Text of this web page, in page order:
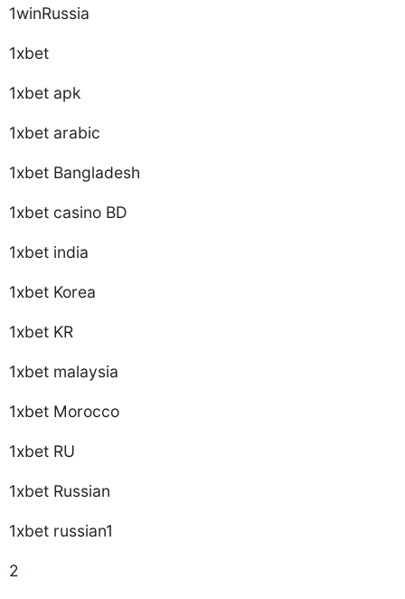
1winRussia
1xbet
1xbet apk
1xbet arabic
1xbet Bangladesh
1xbet casino BD
1xbet india
1xbet Korea
1xbet KR
1xbet malaysia
1xbet Morocco
1xbet RU
1xbet Russian
1xbet russian1
2